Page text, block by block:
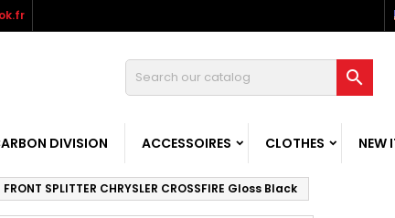

DIVISION ACCESSOIRES CLOTHES NEW
SPLITTER CHRYSLER CROSSFIRE Gloss Black